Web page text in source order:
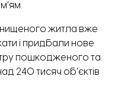
житла вже
і придбали нове
пошкодженого та
240 тисяч об’єктів